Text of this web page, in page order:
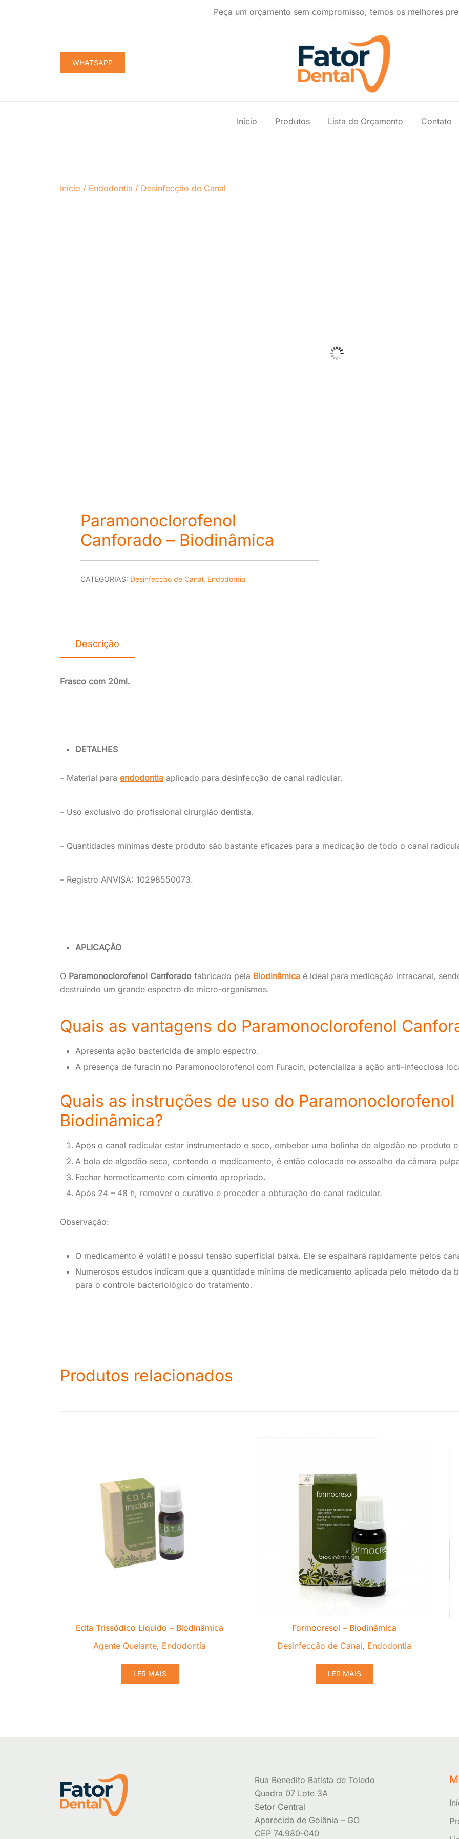
Peça um orçamento sem compromisso, temos os melhores
WHATSAPP
Início
Produtos Lista de Orçamento Contato
Início / Endodontia / Desinfecção de Canal
Paramonoclorofenol
Canforado – Biodinâmica
CATEGORIAS: Desinfecção de Canal Endodontia
Descrição
Frasco com 20ml.
DETALHES
– Material para endodontia aplicado para desinfecção de canal radicular.
– Uso exclusivo do profissional cirurgião dentista.
– Quantidades mínimas deste produto são bastante eficazes para a medicação de todo o canal
– Registro ANVISA: 10298550073.
APLICAÇÃO
O Paramonoclorofenol Canforado fabricado pela Biodinâmica é ideal para medicação intracanal,
destruindo um grande espectro de micro-organismos.
Quais as vantagens do Paramonoclorofenol
Apresenta ação bactericida de amplo espectro.
A presença de furacin no Paramonoclorofenol com Furacin, potencializa a ação anti-infecciosa
Quais as instruções de uso do
Biodinâmica?
Após o canal radicular estar instrumentado e seco, embeber uma bolinha de algodão no produto
A bola de algodão seca, contendo o medicamento, é então colocada no assoalho da câmara
Fechar hermeticamente com cimento apropriado.
Após 24 – 48 h, remover o curativo e proceder a obturação do canal radicular.
Observação:
O medicamento é volátil e possui tensão superficial baixa. Ele se espalhará rapidamente pelos
Numerosos estudos indicam que a quantidade mínima de medicamento aplicada pelo método da
para o controle bacteriológico do tratamento.
Produtos relacionados
Edta Trissódico Líquido – Biodinâmica
Agente Quelante, Endodontia
LER MAIS
Formocresol – Biodinâmica
Desinfecção de Canal, Endodontia
LER MAIS
Rua Benedito Batista de Toledo
Quadra 07 Lote 3A
Setor Central
Aparecida de Goiânia – GO
CEP 74.980-040